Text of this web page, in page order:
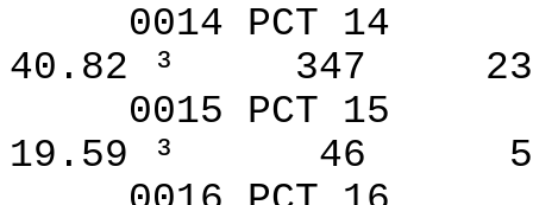
0014 PCT 14
40.82 ³
347
0015 PCT 15
19.59 ³
46